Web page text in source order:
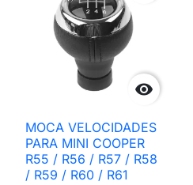

MOCA VELOCIDADES
PARA MINI COOPER
R55 / R56 / R57 / R58
/ R59 / R60 / R61